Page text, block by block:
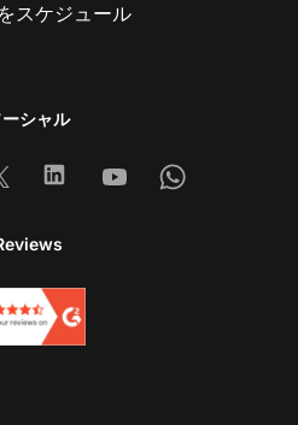
スケジュール
ーシャル
LinkedinYoutubeWhatsapp